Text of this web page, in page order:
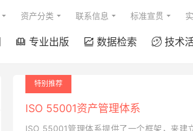
 专业出版  数据检索  技术
资产分类 联系信息 标准宣贯
特别推荐
ISO 55001资产管理体系
ISO 55001管理体系提供了一个框架，来建